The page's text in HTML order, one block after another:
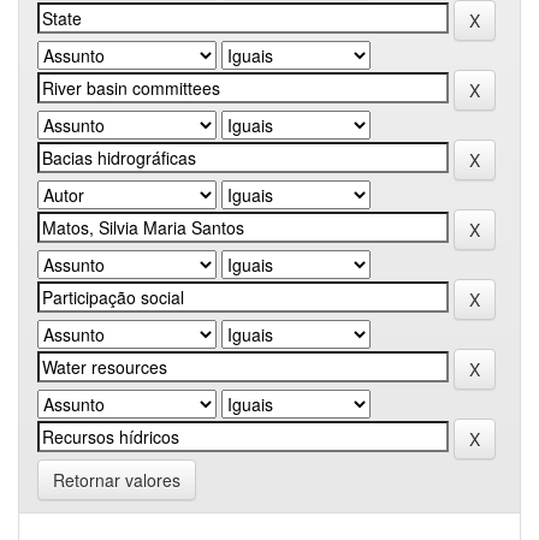
Retornar valores